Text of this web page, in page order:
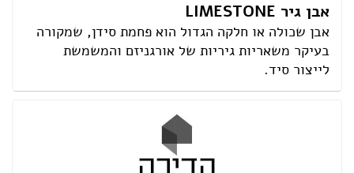
אבן גיר LIMESTONE
אבן שכולה או חלקה הגדול הוא פחמת סידן, שמקורה
בעיקר משאריות גיריות של אורגניזם והמשמשת
לייצור סיד.